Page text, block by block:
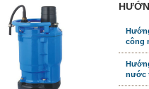
công
nước